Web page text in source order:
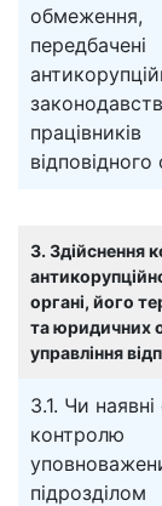
обмеження,
передбачені
працівників
відповідного
3. Здійснення
органі, його
та юридичних
управління
3.1. Чи
контролю
підрозділом